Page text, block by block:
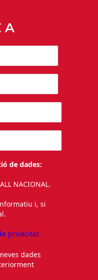
A
de dades:
NACIONAL.
i, si
privacitat.
dades